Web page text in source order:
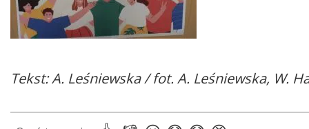
Tekst: A. Leśniewska / fot. A. Leśniewska, W.